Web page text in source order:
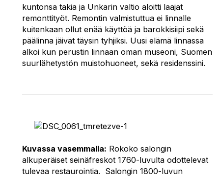
kuntonsa takia ja Unkarin valtio aloitti laajat
remonttityöt. Remontin valmistuttua ei linnalle
kuitenkaan ollut enää käyttöä ja barokkisiipi sekä
päälinna jäivät täysin tyhjiksi. Uusi elämä linnassa
alkoi kun perustin linnaan oman museoni, Suomen
suurlähetystön muistohuoneet, sekä residenssini.
Kuvassa vasemmalla: Rokoko salongin
alkuperäiset seinäfreskot 1760-luvulta odottelevat
tulevaa restaurointia. Salongin 1800-luvun